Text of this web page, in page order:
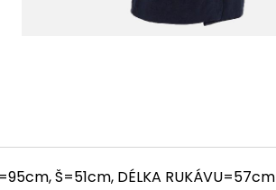
Š=51cm, DÉLKA RUKÁVU=57cm